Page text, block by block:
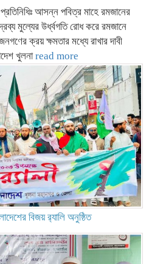
আসন্ন পবিত্র মাহে রমজানের
মুল্যের উর্ধ্বগতি রোধ করে রমজানে
ক্রয় ক্ষমতার মধ্যে রাখার দাবী
খুলনাread more
বিজয় র‌্যালি অনুষ্ঠিত